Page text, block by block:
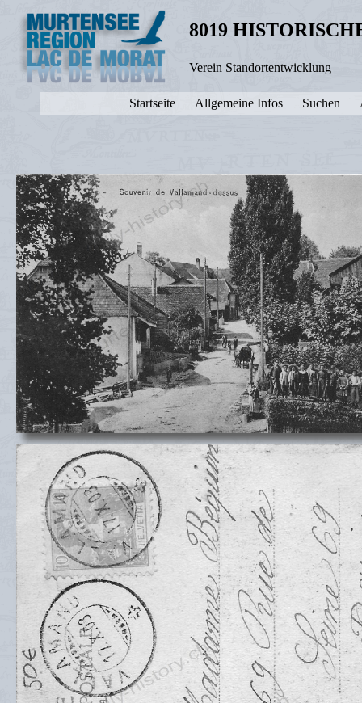
8019
Verein Standortentwicklung
Startseite Allgemeine Infos Suchen